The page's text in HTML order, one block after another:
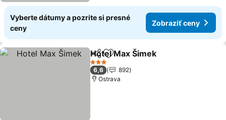
Vyberte dátumy a pozrite si presné
ceny
Zobraziť ceny
ZdieľaťPridať do obľúbených
Hotel Max Šimek
3 Počet hviezdičiek
6,6
892
Ostrava